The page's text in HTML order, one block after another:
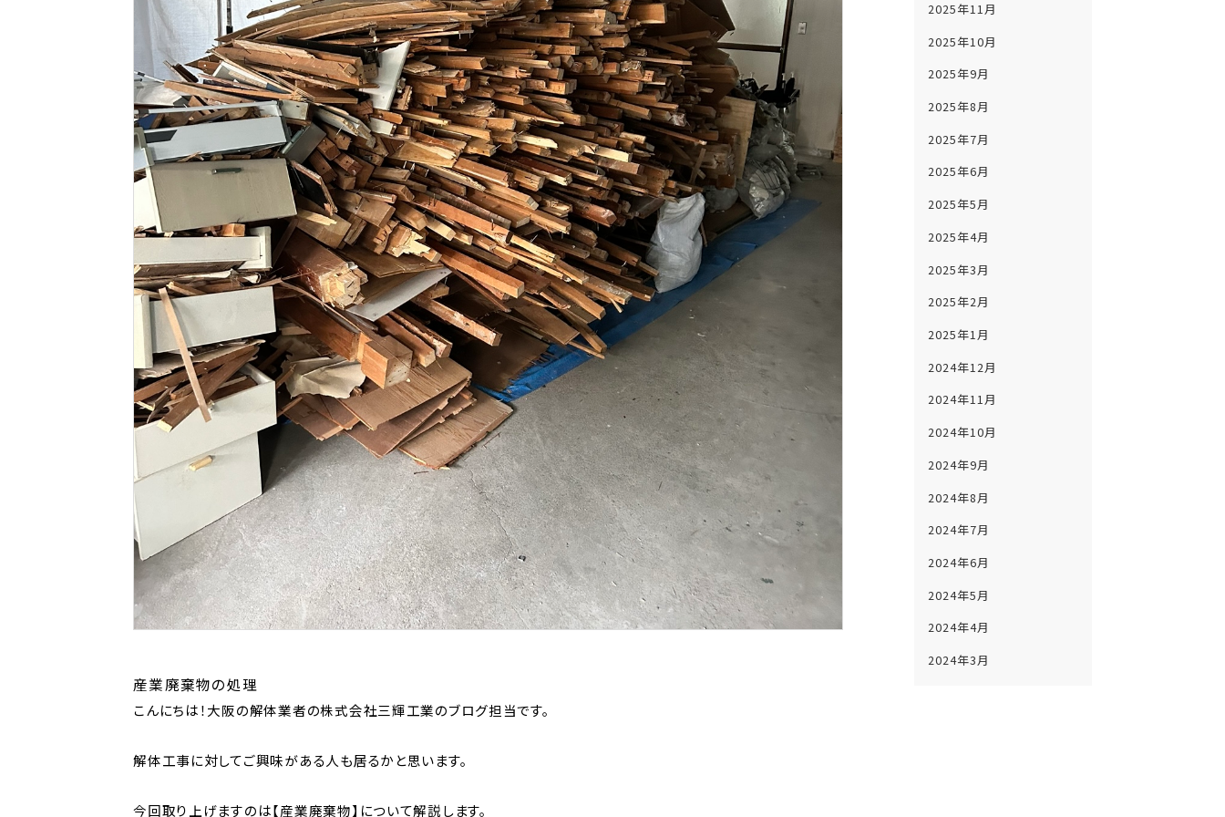
産業廃棄物の処理
こんにちは！大阪の解体業者の株式会社三輝工業のブログ担当です。
解体工事に対してご興味がある人も居るかと思います。
今回取り上げますのは【産業廃棄物】について解説します。
2025年11月
2025年10月
2025年9月
2025年8月
2025年7月
2025年6月
2025年5月
2025年4月
2025年3月
2025年2月
2025年1月
2024年12月
2024年11月
2024年10月
2024年9月
2024年8月
2024年7月
2024年6月
2024年5月
2024年4月
2024年3月